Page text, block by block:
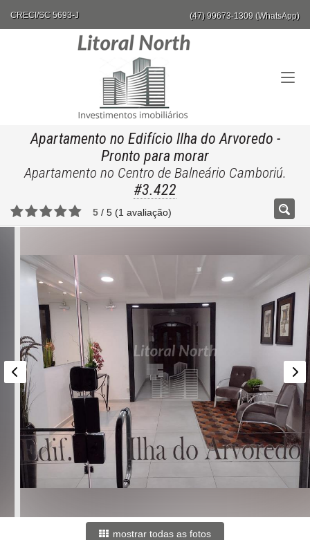
CRECI/SC 5693-J (47) 99673-1309 (WhatsApp)
Apartamento no Edifício Ilha do Arvoredo -
Pronto para morar
Apartamento no Centro de Balneário Camboriú.
#3.422
5 / 5 (1 avaliação)
mostrar todas as fotos